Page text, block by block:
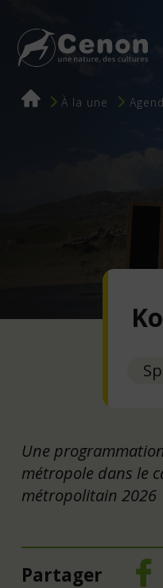
Fil
À la une
Une
métropole dans le
métropolitain 2026
Partager